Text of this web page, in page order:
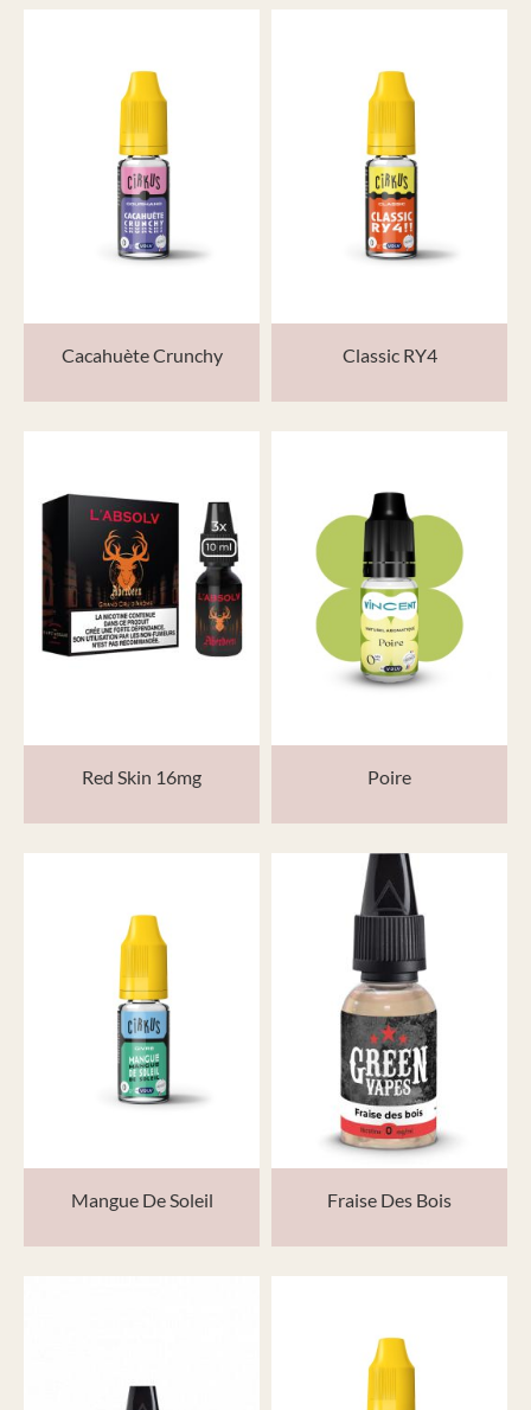
Cacahuète Crunchy Classic RY4
Red Skin 16mg Poire
Mangue De Soleil Fraise Des Bois